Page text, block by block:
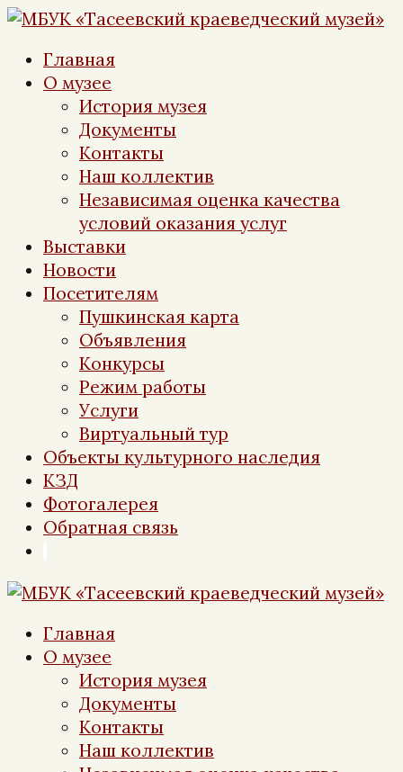
Перейти
контенту
Главная
О музее
История музея
Документы
Контакты
Наш коллектив
Независимая оценка качества
условий оказания услуг
Выставки
Новости
Посетителям
Пушкинская карта
Объявления
Конкурсы
Режим работы
Услуги
Виртуальный тур
Объекты культурного наследия
КЗД
Фотогалерея
Обратная связь
Главная
О музее
История музея
Документы
Контакты
Наш коллектив